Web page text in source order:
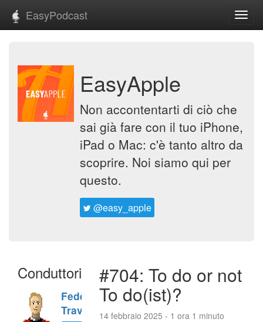
EasyPodcast
EasyApple
Non accontentarti di ciò che
sai già fare con il tuo iPhone,
iPad o Mac: c'è tanto altro da
scoprire. Noi siamo qui per
questo.
@easy_apple
Conduttori
Federico
Travaini
#704: To do or not
To do(ist)?
14 febbraio 2025 - 1 ora 1 minuto